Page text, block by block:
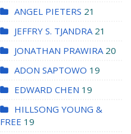
ANGEL PIETERS 21
JEFFRY S. TJANDRA 21
JONATHAN PRAWIRA 20
ADON SAPTOWO 19
EDWARD CHEN 19
HILLSONG YOUNG &
FREE 19